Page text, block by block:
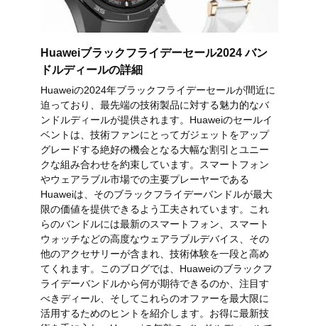
Huaweiブラックフライデーセール2024 バン
ドルディールの詳細
Huaweiの2024年ブラックフライデーセールが間近に
迫っており、最先端の技術製品に対する魅力的なバ
ンドルディールが提供されます。Huaweiのセールイ
ベントは、技術ファンにとってガジェットをアップ
グレードする絶好の機会となる大幅な割引とユニー
クな組み合わせを約束しています。スマートフォン
やウェアラブル市場での主要プレーヤーである
Huaweiは、そのブラックフライデーバンドルが最大
限の価値を提供できるよう工夫されています。これ
らのバンドルには最新のスマートフォン、スマート
ウォッチなどの高度なウェアラブルデバイス、その
他のアクセサリーが含まれ、技術体験を一段と高め
てくれます。このブログでは、Huaweiのブラックフ
ライデーバンドルから何が期待できるのか、注目す
べきディール、そしてこれらのオファーを最大限に
活用するためのヒントを紹介します。お得に最新技